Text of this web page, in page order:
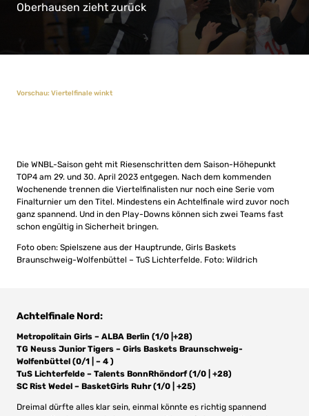
Oberhausen zieht zurück
Vorschau: Viertelfinale winkt
Die WNBL-Saison geht mit Riesenschritten dem Saison-Höhepunkt
TOP4 am 29. und 30. April 2023 entgegen. Nach dem kommenden
Wochenende trennen die Viertelfinalisten nur noch eine Serie vom
Finalturnier um den Titel. Mindestens ein Achtelfinale wird zuvor noch
ganz spannend. Und in den Play-Downs können sich zwei Teams fast
schon engültig in Sicherheit bringen.
Foto oben: Spielszene aus der Hauptrunde, Girls Baskets
Braunschweig-Wolfenbüttel – TuS Lichterfelde. Foto: Wildrich
Achtelfinale Nord:
Metropolitain Girls – ALBA Berlin (1/0 |+28)
TG Neuss Junior Tigers – Girls Baskets Braunschweig-
Wolfenbüttel (0/1 | – 4 )
TuS Lichterfelde – Talents BonnRhöndorf (1/0 | +28)
SC Rist Wedel – BasketGirls Ruhr (1/0 | +25)
Dreimal dürfte alles klar sein, einmal könnte es richtig spannend